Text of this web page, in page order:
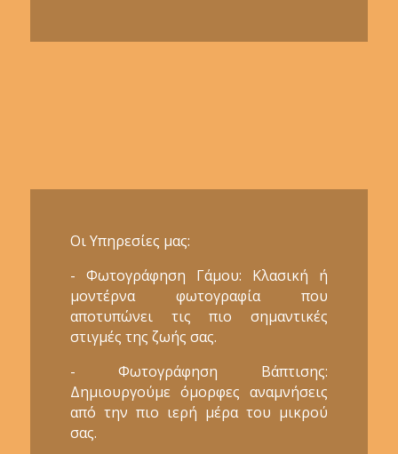
Οι Υπηρεσίες μας:
- Φωτογράφηση Γάμου: Κλασική ή
μοντέρνα φωτογραφία που
αποτυπώνει τις πιο σημαντικές
στιγμές της ζωής σας.
- Φωτογράφηση Βάπτισης:
Δημιουργούμε όμορφες αναμνήσεις
από την πιο ιερή μέρα του μικρού
σας.